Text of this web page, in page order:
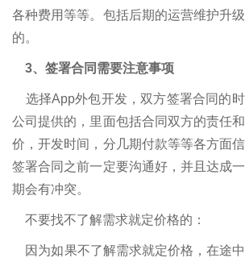
各种费用等等。包括后期的运营维护升
的。
3、签署合同需要注意事项
选择App外包开发，双方签署合同的
公司提供的，里面包括合同双方的责任
价，开发时间，分几期付款等等各方面
签署合同之前一定要沟通好，并且达成
期会有冲突。
不要找不了解需求就定价格的：
因为如果不了解需求就定价格，在途